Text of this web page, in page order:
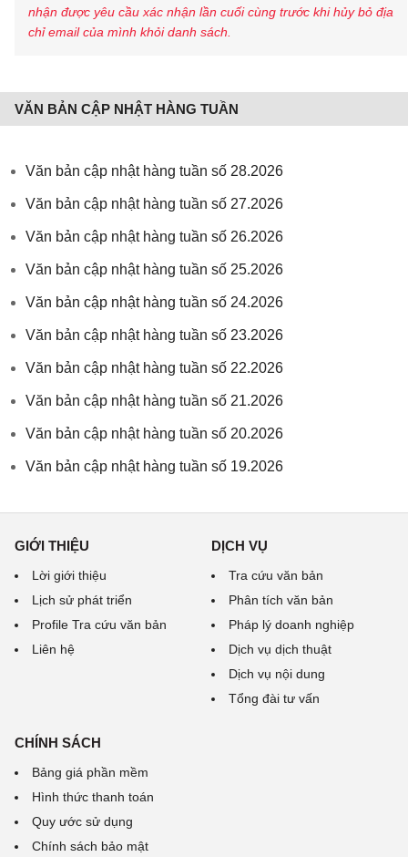
nhận được yêu cầu xác nhận lần cuối cùng trước khi hủy bỏ địa
chỉ email của mình khỏi danh sách.
VĂN BẢN CẬP NHẬT HÀNG TUẦN
Văn bản cập nhật hàng tuần số 28.2026
Văn bản cập nhật hàng tuần số 27.2026
Văn bản cập nhật hàng tuần số 26.2026
Văn bản cập nhật hàng tuần số 25.2026
Văn bản cập nhật hàng tuần số 24.2026
Văn bản cập nhật hàng tuần số 23.2026
Văn bản cập nhật hàng tuần số 22.2026
Văn bản cập nhật hàng tuần số 21.2026
Văn bản cập nhật hàng tuần số 20.2026
Văn bản cập nhật hàng tuần số 19.2026
GIỚI THIỆU
Lời giới thiệu
Lịch sử phát triển
Profile Tra cứu văn bản
Liên hệ
DỊCH VỤ
Tra cứu văn bản
Phân tích văn bản
Pháp lý doanh nghiệp
Dịch vụ dịch thuật
Dịch vụ nội dung
Tổng đài tư vấn
CHÍNH SÁCH
Bảng giá phần mềm
Hình thức thanh toán
Quy ước sử dụng
Chính sách bảo mật